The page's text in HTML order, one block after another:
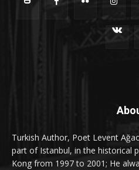
Turkish Author, Poet Levent
part of Istanbul, in the historical
Kong from 1997 to 2001; He